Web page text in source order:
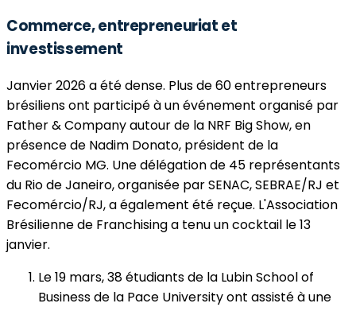
Commerce, entrepreneuriat et
investissement
Janvier 2026 a été dense. Plus de 60 entrepreneurs
brésiliens ont participé à un événement organisé par
Father & Company autour de la NRF Big Show, en
présence de Nadim Donato, président de la
Fecomércio MG. Une délégation de 45 représentants
du Rio de Janeiro, organisée par SENAC, SEBRAE/RJ et
Fecomércio/RJ, a également été reçue. L'Association
Brésilienne de Franchising a tenu un cocktail le 13
janvier.
Le 19 mars, 38 étudiants de la Lubin School of
Business de la Pace University ont assisté à une